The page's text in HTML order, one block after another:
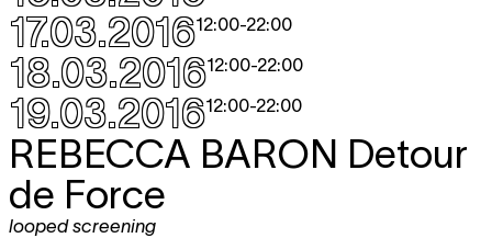
17.03.201612:00-22:00
18.03.201612:00-22:00
19.03.201612:00-22:00
REBECCA BARON Detour
de Force
looped screening